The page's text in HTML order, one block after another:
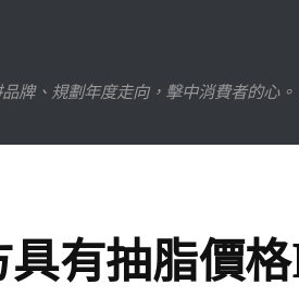
、規劃年度走向，擊中消費者的心。
有抽脂價